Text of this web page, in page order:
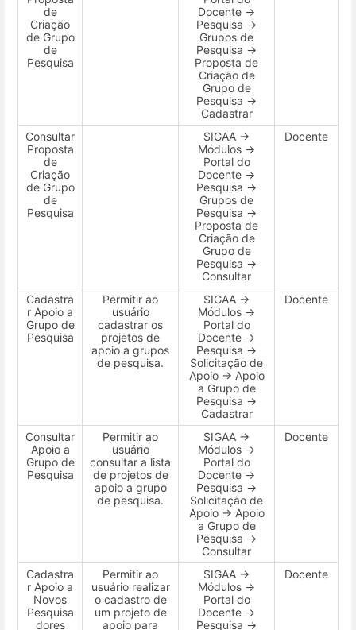
de
Criação
de Grupo
de
Pesquisa
Docente →
Pesquisa →
Grupos de
Pesquisa →
Proposta de
Criação de
Grupo de
Pesquisa →
Cadastrar
Consultar
Proposta
de
Criação
de Grupo
de
Pesquisa
SIGAA →
Módulos →
Portal do
Docente →
Pesquisa →
Grupos de
Pesquisa →
Proposta de
Criação de
Grupo de
Pesquisa →
Consultar
Docente
Cadastra
r Apoio a
Grupo de
Pesquisa
Permitir ao
usuário
cadastrar os
projetos de
apoio a grupos
de pesquisa.
SIGAA →
Módulos →
Portal do
Docente →
Pesquisa →
Solicitação de
Apoio → Apoio
a Grupo de
Pesquisa →
Cadastrar
Docente
Consultar
Apoio a
Grupo de
Pesquisa
Permitir ao
usuário
consultar a lista
de projetos de
apoio a grupo
de pesquisa.
SIGAA →
Módulos →
Portal do
Docente →
Pesquisa →
Solicitação de
Apoio → Apoio
a Grupo de
Pesquisa →
Consultar
Docente
Cadastra
r Apoio a
Novos
Pesquisa
dores
Permitir ao
usuário realizar
o cadastro de
um projeto de
apoio para
SIGAA →
Módulos →
Portal do
Docente →
Pesquisa →
Docente